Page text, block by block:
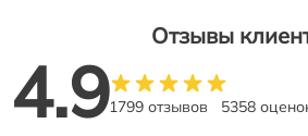
Отзывы
4.91799 отзывов 5358